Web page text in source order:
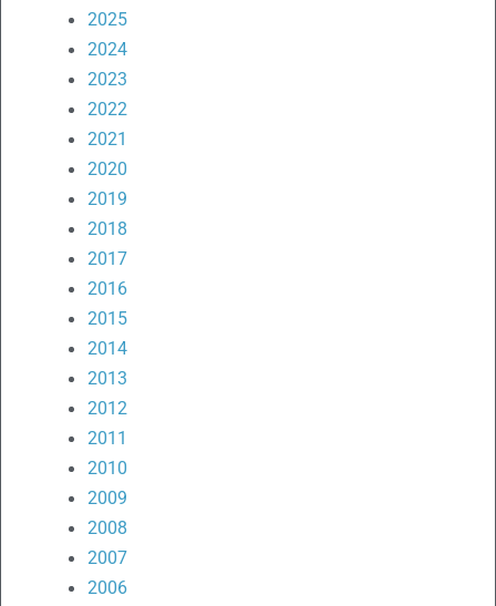
2025
2024
2023
2022
2021
2020
2019
2018
2017
2016
2015
2014
2013
2012
2011
2010
2009
2008
2007
2006